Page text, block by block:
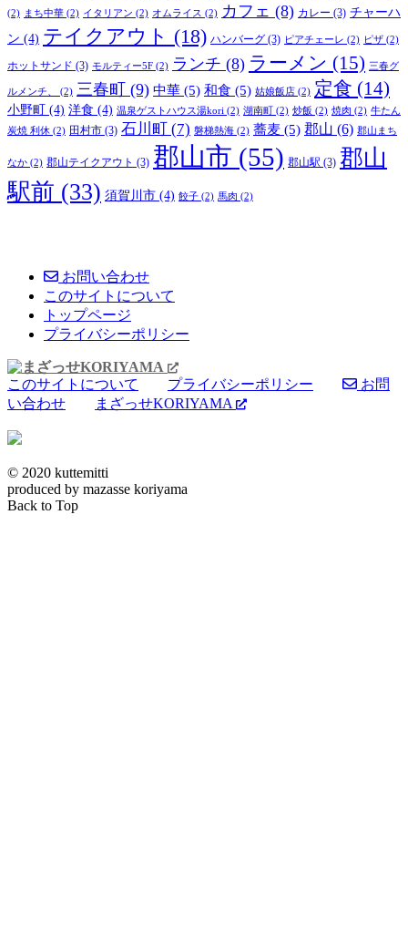
(2) まち中華 (2) イタリアン (2) オムライス (2) カフェ (8) カレー (3) チャーハ
ン (4) テイクアウト (18) ハンバーグ (3) ピアチェーレ (2) ピザ (2)
ホットサンド (3) モルティー5F (2) ランチ (8) ラーメン (15) 三春グ
ルメンチ、 (2) 三春町 (9) 中華 (5) 和食 (5) 姑娘飯店 (2) 定食 (14)
小野町 (4) 洋食 (4) 温泉ゲストハウス湯kori (2) 湖南町 (2) 炒飯 (2) 焼肉 (2) 牛たん
炭焼 利休 (2) 田村市 (3) 石川町 (7) 磐梯熱海 (2) 蕎麦 (5) 郡山 (6) 郡山まち
なか (2) 郡山テイクアウト (3) 郡山市 (55) 郡山駅 (3) 郡山
駅前 (33) 須賀川市 (4) 餃子 (2) 馬肉 (2)
お問い合わせ
このサイトについて
トップページ
プライバシーポリシー
このサイトについて プライバシーポリシー
お問
い合わせ
まざっせKORIYAMA
© 2020 kuttemitti
produced by mazasse koriyama
Back to Top